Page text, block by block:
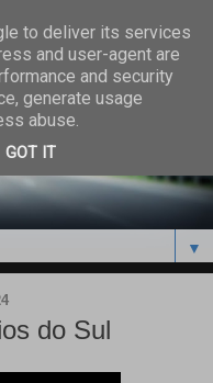
E
▼
do Sul
to deliver its services
and user-agent are
and security
generate usage
abuse.
GOT IT